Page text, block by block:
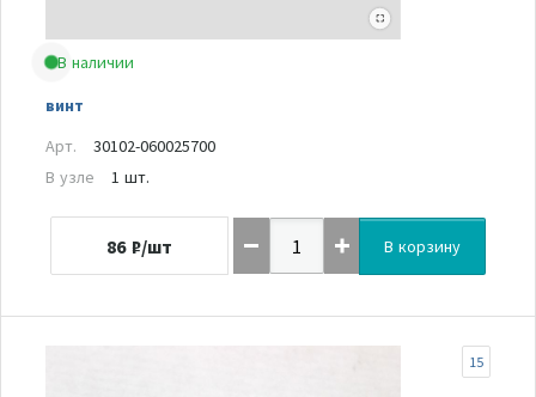
В наличии
винт
Арт.
30102-060025700
В узле
1 шт.
86 ₽/шт В корзину
15